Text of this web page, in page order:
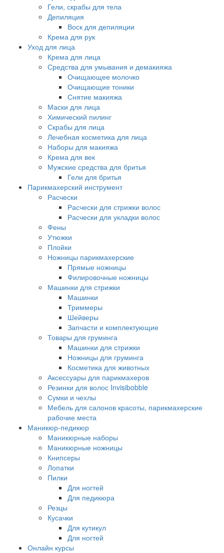
Гели, скрабы для тела
Депиляция
Воск для депиляции
Крема для рук
Уход для лица
Крема для лица
Средства для умывания и демакияжа
Очищающее молочко
Очищающие тоники
Снятие макияжа
Маски для лица
Химический пилинг
Скрабы для лица
Лечебная косметика для лица
Наборы для макияжа
Крема для век
Мужские средства для бритья
Гели для бритья
Парикмахерский инструмент
Расчески
Расчески для стрижки волос
Расчески для укладки волос
Фены
Утюжки
Плойки
Ножницы парикмахерские
Прямые ножницы
Филировочные ножницы
Машинки для стрижки
Машинки
Триммеры
Шейверы
Запчасти и комплектующие
Товары для груминга
Машинки для стрижки
Ножницы для груминга
Косметика для животных
Аксессуары для парикмахеров
Резинки для волос Invisibobble
Сумки и чехлы
Мебель для салонов красоты, парикмахерские
рабочие места
Маникюр-педикюр
Маникюрные наборы
Маникюрные ножницы
Книпсеры
Лопатки
Пилки
Для ногтей
Для педикюра
Резцы
Кусачки
Для кутикул
Для ногтей
Онлайн курсы